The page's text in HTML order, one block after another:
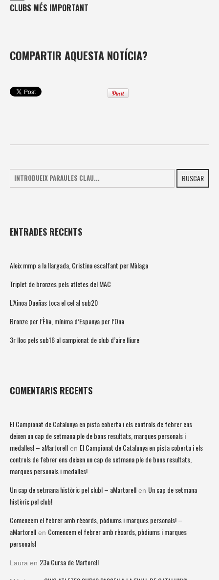
CLUBS MÉS IMPORTANT
COMPARTIR AQUESTA NOTÍCIA?
BUSCAR
ENTRADES RECENTS
Aleix mmp a la llargada, Cristina escalfant per Màlaga
Triplet de bronzes pels atletes del MAC
L’Ainoa Dueñas toca el cel al sub20
Bronze per l’Èlia, mínima d’Espanya per l’Ona
3r lloc pels sub16 al campionat de club d’aire lliure
COMENTARIS RECENTS
El Campionat de Catalunya en pista coberta i els controls de febrer ens
deixen un cap de setmana ple de bons resultats, marques personals i
medalles! – aMartorell en El Campionat de Catalunya en pista coberta i els
controls de febrer ens deixen un cap de setmana ple de bons resultats,
marques personals i medalles!
Un cap de setmana històric pel club! – aMartorell en Un cap de setmana
històric pel club!
Comencem el febrer amb rècords, pòdiums i marques personals! –
aMartorell en Comencem el febrer amb rècords, pòdiums i marques
personals!
Laura en 23a Cursa de Martorell